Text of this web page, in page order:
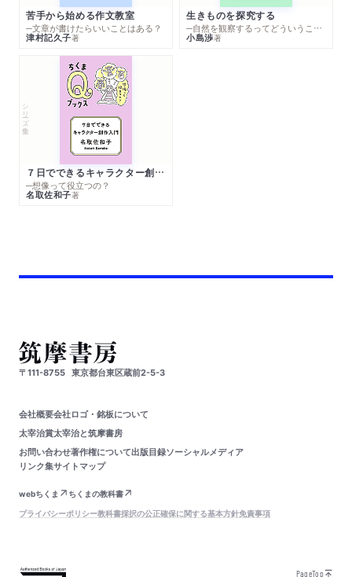
苦手から始める作文教室
─文章が書けたらいいことはある？
津村記久子著
生きものを探究する
─自然を観察するってどういうこと？
小島渉著
シリーズ・全集
７日でできるキャラクター創作入門
─想像って役立つの？
名取佐和子著
〒111-8755 東京都台東区蔵前2-5-3
会社概要会社ロゴ・銘板について
太宰治賞太宰治と筑摩書房
お問い合わせ著作権について出版目録ソーシャルメディア
リンク集サイトマップ
webちくま
ちくまの教科書
プライバシーポリシー教科書採択の公正確保に関する基本方針免責事項
PageTop